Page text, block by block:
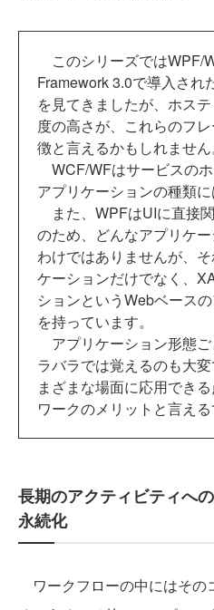
このシリーズではWPF/
Framework 3.0で導入され
を見てきましたが、ホス
度の高さが、これらのフ
徴と言えるかもしれません
WCF/WFはサービスのホ
アプリケーションの種類に
また、WPFはUIに直接
のため、どんなアプリケ
わけではありませんが、
ケーションだけでなく、
ションというWebベース
を持っています。
アプリケーション形態
ラバラでは覚えるのも大
まざまな場面に応用でき
ワークのメリットと言える
長期のアクティビティへ
永続化
ワークフローの中にはその